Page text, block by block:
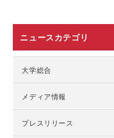
ニュースカテゴリ
大学総合
メディア情報
プレスリリース